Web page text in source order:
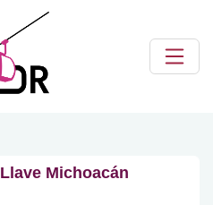
Llave Michoacán